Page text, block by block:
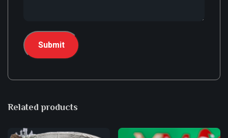
Related products